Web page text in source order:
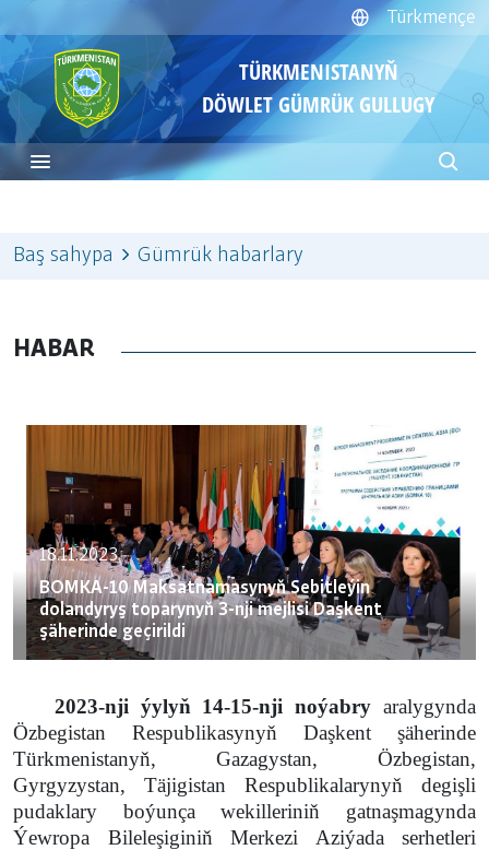
Türkmençe
TÜRKMENISTANYŇ
DÖWLET GÜMRÜK GULLUGY
Baş sahypa Gümrük habarlary
HABAR
18.11.2023
BOMKA-10 Maksatnamasynyň Sebitleýin
dolandyryş toparynyň 3-nji mejlisi Daşkent
şäherinde geçirildi
2023-nji ýylyň 14-15-nji noýabry aralygynda
Özbegistan Respublikasynyň Daşkent şäherinde
Türkmenistanyň, Gazagystan, Özbegistan,
Gyrgyzystan, Täjigistan Respublikalarynyň degişli
pudaklary boýunça wekilleriniň gatnaşmagynda
Ýewropa Bileleşiginiň Merkezi Aziýada serhetleri